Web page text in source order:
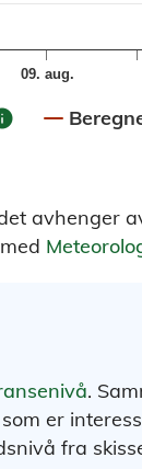
09. aug.
avhenger
.
er
fra